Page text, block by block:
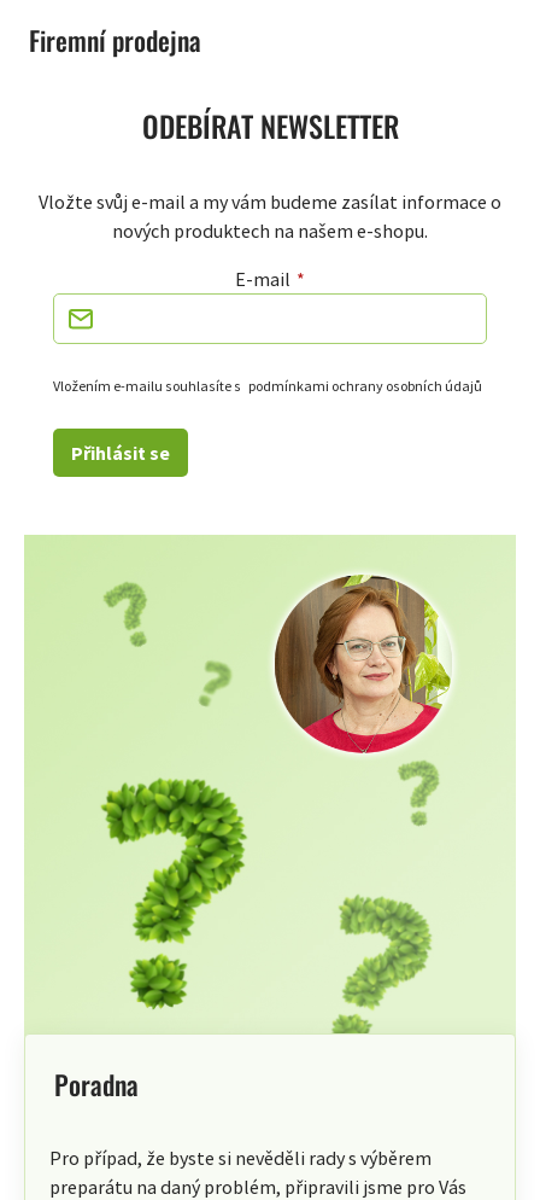
Firemní prodejna
ODEBÍRAT NEWSLETTER
Vložte svůj e-mail a my vám budeme zasílat informace o
nových produktech na našem e-shopu.
E-mail
Vložením e-mailu souhlasíte s podmínkami ochrany osobních údajů
Přihlásit se
Poradna
Pro případ, že byste si nevěděli rady s výběrem
preparátu na daný problém, připravili jsme pro Vás